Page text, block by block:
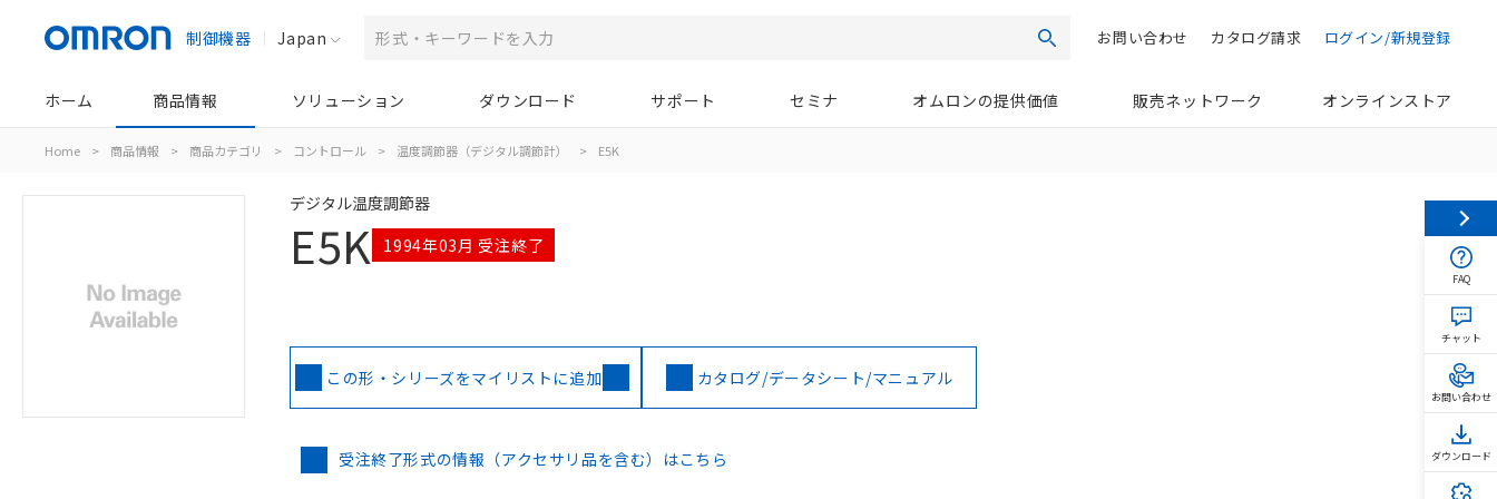
制御機器 Japan 検索 ログイン/新規登録
カタログ請求
お問い合わせ
ホーム 商品情報 ソリューション ダウンロード サポート セミナ オムロンの提供価値 販売ネットワーク オンラインストア
Home > 商品情報 > 商品カテゴリ > コントロール > 温度調節器（デジタル調節計） > E5K
デジタル温度調節器
E5K 1994年03月 受注終了
この形・シリーズをマイリストに追加 カタログ/データシート/マニュアル
受注終了形式の情報（アクセサリ品を含む）はこちら
FAQ
チャット
お問い合わせ
ダウンロード